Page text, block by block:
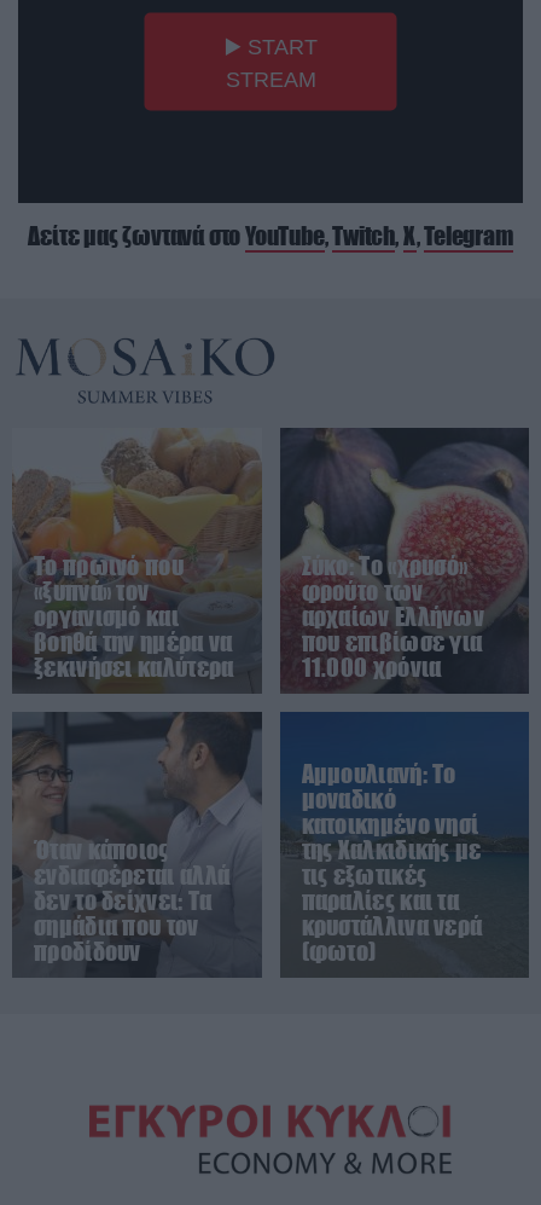
Δείτε μας ζωντανά στοYouTube,Twitch,X,Telegram
Το πρωινό που
«ξυπνά» τον
οργανισμό και
βοηθά την ημέρα να
ξεκινήσει καλύτερα
Σύκο: Το «χρυσό»
φρούτο των
αρχαίων Ελλήνων
που επιβίωσε για
11.000 χρόνια
Όταν κάποιος
ενδιαφέρεται αλλά
δεν το δείχνει: Τα
σημάδια που τον
προδίδουν
Αμμουλιανή: Tο
μοναδικό
κατοικημένο νησί
της Χαλκιδικής με
τις εξωτικές
παραλίες και τα
κρυστάλλινα νερά
(φωτο)